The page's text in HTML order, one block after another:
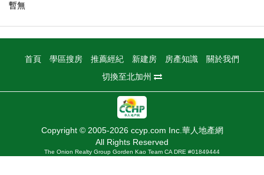
暫無
首頁 學區搜房 推薦經紀 新建房 房產知識
關於我們
切換至北加州
Copyright © 2005-2026 ccyp.com Inc.華人地產網
All Rights Reserved
The Onion Realty Group Gorden Kao Team CA DRE #01849444